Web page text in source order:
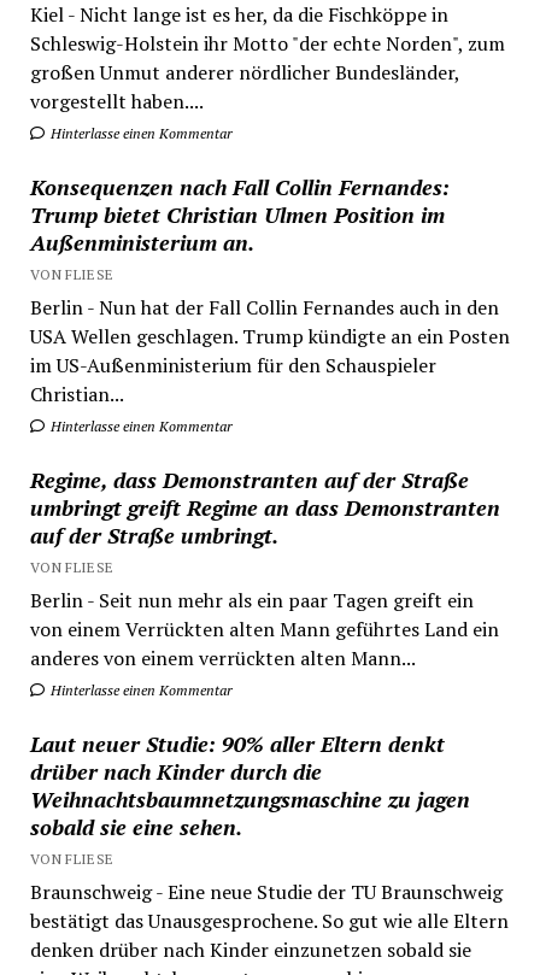
Kiel - Nicht lange ist es her, da die Fischköppe in
Schleswig-Holstein ihr Motto "der echte Norden", zum
großen Unmut anderer nördlicher Bundesländer,
vorgestellt haben....
Hinterlasse einen Kommentar
Konsequenzen nach Fall Collin Fernandes:
Trump bietet Christian Ulmen Position im
Außenministerium an.
VON FLIESE
Berlin - Nun hat der Fall Collin Fernandes auch in den
USA Wellen geschlagen. Trump kündigte an ein Posten
im US-Außenministerium für den Schauspieler
Christian...
Hinterlasse einen Kommentar
Regime, dass Demonstranten auf der Straße
umbringt greift Regime an dass Demonstranten
auf der Straße umbringt.
VON FLIESE
Berlin - Seit nun mehr als ein paar Tagen greift ein
von einem Verrückten alten Mann geführtes Land ein
anderes von einem verrückten alten Mann...
Hinterlasse einen Kommentar
Laut neuer Studie: 90% aller Eltern denkt
drüber nach Kinder durch die
Weihnachtsbaumnetzungsmaschine zu jagen
sobald sie eine sehen.
VON FLIESE
Braunschweig - Eine neue Studie der TU Braunschweig
bestätigt das Unausgesprochene. So gut wie alle Eltern
denken drüber nach Kinder einzunetzen sobald sie